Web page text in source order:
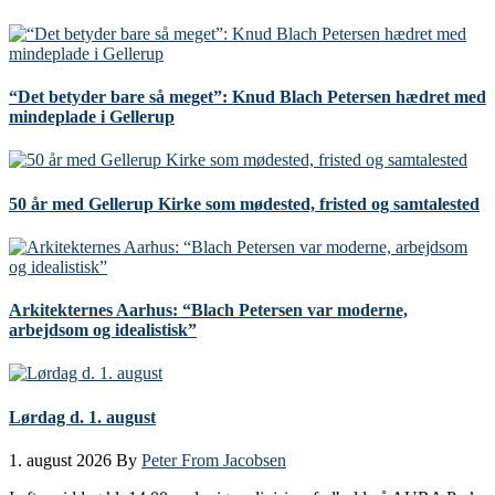
“Det betyder bare så meget”: Knud Blach Petersen hædret med
mindeplade i Gellerup
50 år med Gellerup Kirke som mødested, fristed og samtalested
Arkitekternes Aarhus: “Blach Petersen var moderne,
arbejdsom og idealistisk”
Lørdag d. 1. august
1. august 2026 By Peter From Jacobsen